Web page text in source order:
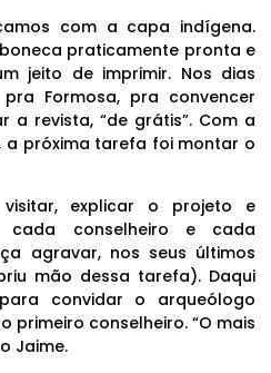
com a capa indígena.
praticamente pronta e
jeito de imprimir. Nos dias
Formosa, pra convencer
a revista, “de grátis”. Com a
a próxima tarefa foi montar o
explicar o projeto e
cada conselheiro e cada
agravar, nos seus últimos
mão dessa tarefa). Daqui
convidar o arqueólogo
primeiro conselheiro. “O mais
Jaime.